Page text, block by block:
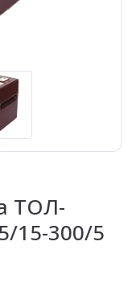
ТОЛ-
15-300/5